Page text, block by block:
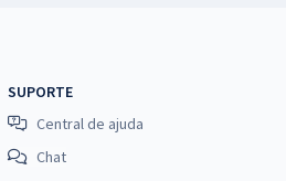
SUPORTE
Central de ajuda
Chat